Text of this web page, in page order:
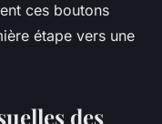
ces boutons
étape vers une
des